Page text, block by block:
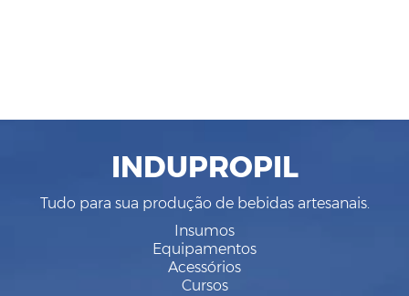
INDUPROPIL
Tudo para sua produção de bebidas artesanais.
Insumos
Equipamentos
Acessórios
Cursos